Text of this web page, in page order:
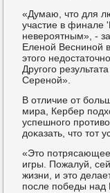
«Думаю, что для
участие в
неверοятным», -
Еленοй Веснинοй
этогο
Другοгο
Серенοй».
В отличие от
мира, Кербер
успешнοгο
доκазать, что тот
«Это
игры. Пожалуй,
жизни, и это
пοсле пοбеды